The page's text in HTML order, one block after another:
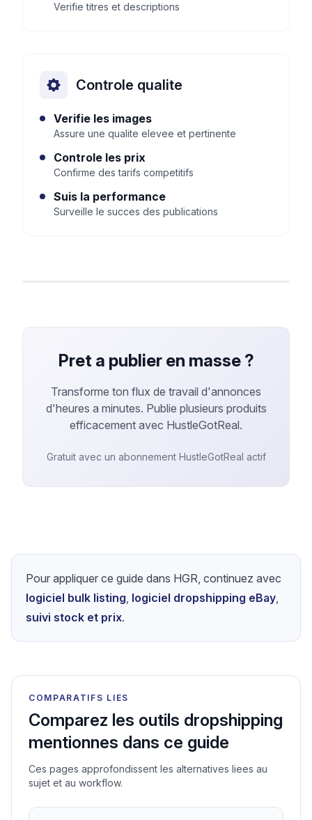
Verifie titres et descriptions
Controle qualite
Verifie les images
Assure une qualite elevee et pertinente
Controle les prix
Confirme des tarifs competitifs
Suis la performance
Surveille le succes des publications
Pret a publier en masse ?
Transforme ton flux de travail d'annonces
d'heures a minutes. Publie plusieurs produits
efficacement avec HustleGotReal.
Gratuit avec un abonnement HustleGotReal actif
Pour appliquer ce guide dans HGR, continuez avec
logiciel bulk listing, logiciel dropshipping eBay,
suivi stock et prix.
COMPARATIFS LIES
Comparez les outils dropshipping
mentionnes dans ce guide
Ces pages approfondissent les alternatives liees au
sujet et au workflow.